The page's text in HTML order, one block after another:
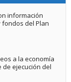
información
del Plan
a la economía
de ejecución del